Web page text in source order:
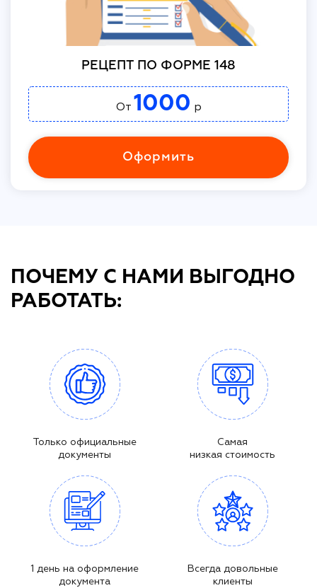
РЕЦЕПТ ПО ФОРМЕ 148
От 1000 р
Оформить
ПОЧЕМУ С НАМИ ВЫГОДНО
РАБОТАТЬ:
Только официальные
документы
Самая
низкая стоимость
1 день на оформление
документа
Всегда довольные
клиенты